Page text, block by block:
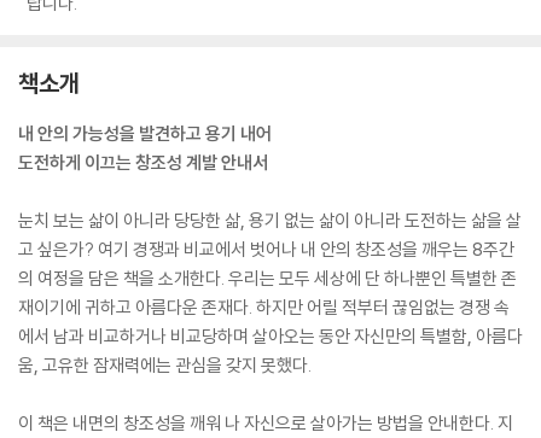
책소개
내 안의 가능성을 발견하고 용기 내어
도전하게 이끄는 창조성 계발 안내서
눈치 보는 삶이 아니라 당당한 삶, 용기 없는 삶이 아니라 도전하는 삶을 살
고 싶은가? 여기 경쟁과 비교에서 벗어나 내 안의 창조성을 깨우는 8주간
의 여정을 담은 책을 소개한다. 우리는 모두 세상에 단 하나뿐인 특별한 존
재이기에 귀하고 아름다운 존재다. 하지만 어릴 적부터 끊임없는 경쟁 속
에서 남과 비교하거나 비교당하며 살아오는 동안 자신만의 특별함, 아름다
움, 고유한 잠재력에는 관심을 갖지 못했다.
이 책은 내면의 창조성을 깨워 나 자신으로 살아가는 방법을 안내한다. 지